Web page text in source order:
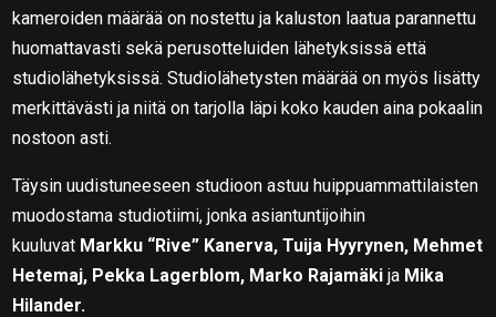
kameroiden määrää on nostettu ja kaluston laatua parannettu
huomattavasti sekä perusotteluiden lähetyksissä että
studiolähetyksissä. Studiolähetysten määrää on myös lisätty
merkittävästi ja niitä on tarjolla läpi koko kauden aina pokaalin
nostoon asti.
Täysin uudistuneeseen studioon astuu huippuammattilaisten
muodostama studiotiimi, jonka asiantuntijoihin
kuuluvat Markku “Rive” Kanerva, Tuija Hyyrynen, Mehmet
Hetemaj, Pekka Lagerblom, Marko Rajamäki ja Mika
Hilander.